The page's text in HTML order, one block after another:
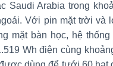
Saudi Arabia trong
Với pin mặt trời và
mặt bàn học, hệ
Wh điện cùng